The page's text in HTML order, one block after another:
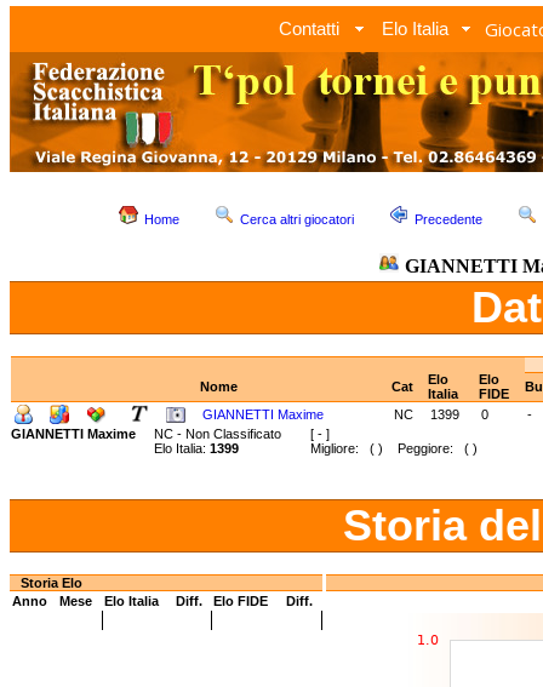
Contatti Elo Italia
Home Cerca altri giocatori Precedente
GIANNETTI
Nome Cat
Elo
Italia
Elo
FIDE
GIANNETTI Maxime
NC 1399 0
-
GIANNETTI Maxime
NC - Non Classificato [ - ]
Elo Italia: 1399 Migliore: ( ) Peggiore: ( )
Storia
Storia Elo
Anno
Mese Elo Italia Diff. Elo FIDE Diff.